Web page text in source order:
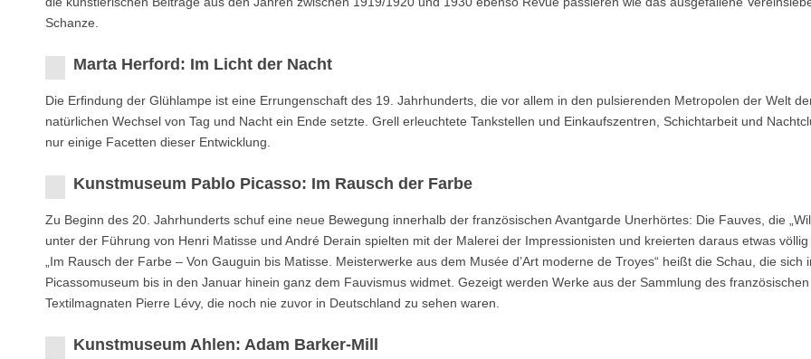
Schanze.
Marta Herford: Im Licht der Nacht
Die Erﬁndung der Glühlampe ist eine Errungenschaft des 19. Jahrhunderts, die vor allem in den pulsierenden Metropolen der Welt
natürlichen Wechsel von Tag und Nacht ein Ende setzte. Grell erleuchtete Tankstellen und Einkaufszentren, Schichtarbeit und
nur einige Facetten dieser Entwicklung.
Kunstmuseum Pablo Picasso: Im Rausch der Farbe
Zu Beginn des 20. Jahrhunderts schuf eine neue Bewegung innerhalb der französischen Avantgarde Unerhörtes: Die Fauves, die
unter der Führung von Henri Matisse und André Derain spielten mit der Malerei der Impressionisten und kreierten daraus etwas völlig
„Im Rausch der Farbe – Von Gauguin bis Matisse. Meisterwerke aus dem Musée d’Art moderne de Troyes“ heißt die Schau, die sich
Picassomuseum bis in den Januar hinein ganz dem Fauvismus widmet. Gezeigt werden Werke aus der Sammlung des französischen
Textilmagnaten Pierre Lévy, die noch nie zuvor in Deutschland zu sehen waren.
Kunstmuseum Ahlen: Adam Barker-Mill